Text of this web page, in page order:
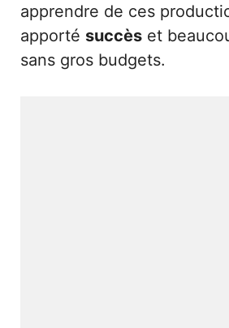
apprendre de ces
apporté succès et
sans gros budgets.